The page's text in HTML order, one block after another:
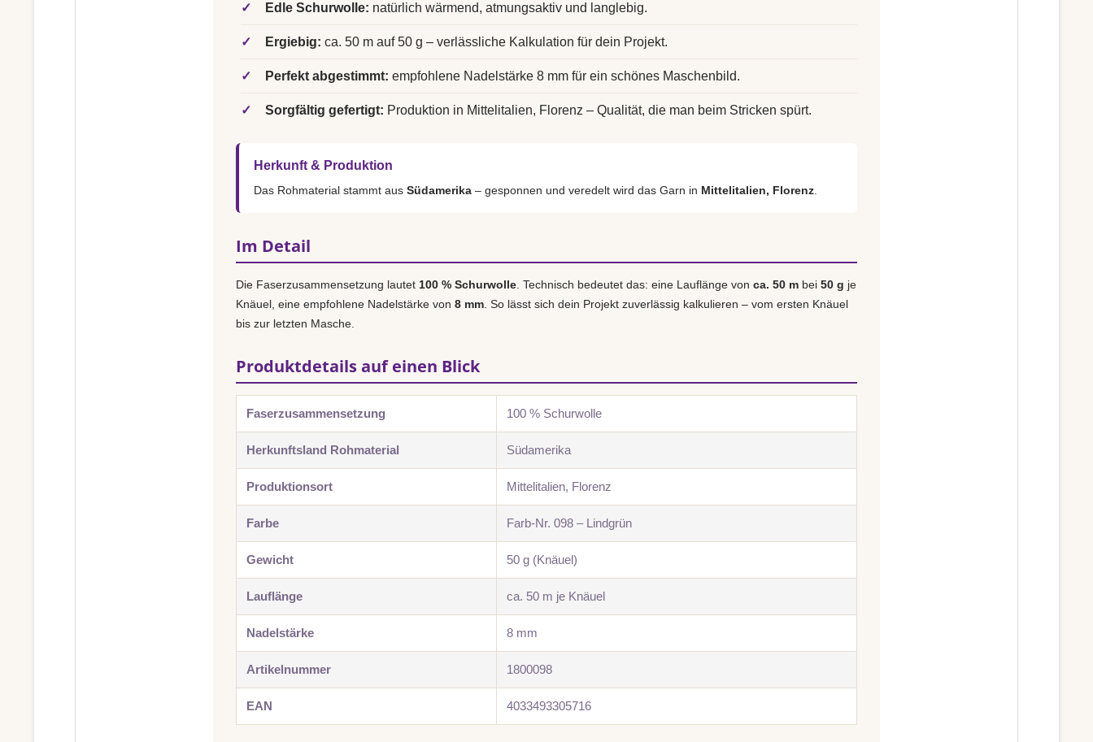
✓ Edle Schurwolle: natürlich wärmend, atmungsaktiv und langlebig.
✓ Ergiebig: ca. 50 m auf 50 g – verlässliche Kalkulation für dein Projekt.
✓ Perfekt abgestimmt: empfohlene Nadelstärke 8 mm für ein schönes Maschenbild.
✓ Sorgfältig gefertigt: Produktion in Mittelitalien, Florenz – Qualität, die man beim Stricken spürt.
Herkunft & Produktion
Das Rohmaterial stammt aus Südamerika – gesponnen und veredelt wird das Garn in Mittelitalien, Florenz
Im Detail
Die Faserzusammensetzung lautet 100 % Schurwolle . Technisch bedeutet das: eine Lauflänge von ca. 50 m bei 50 g je
Knäuel, eine empfohlene Nadelstärke von 8 mm . So lässt sich dein Projekt zuverlässig kalkulieren – vom ersten Knäuel
bis zur letzten Masche.
Produktdetails auf einen Blick
Faserzusammensetzung 100 % Schurwolle
Herkunftsland Rohmaterial Südamerika
Produktionsort Mittelitalien, Florenz
Farbe Farb-Nr. 098 – Lindgrün
Gewicht 50 g (Knäuel)
Lauflänge ca. 50 m je Knäuel
Nadelstärke 8 mm
Artikelnummer 1800098
EAN 4033493305716